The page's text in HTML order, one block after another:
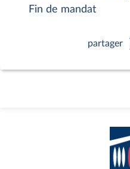
Fin de mandat
partager